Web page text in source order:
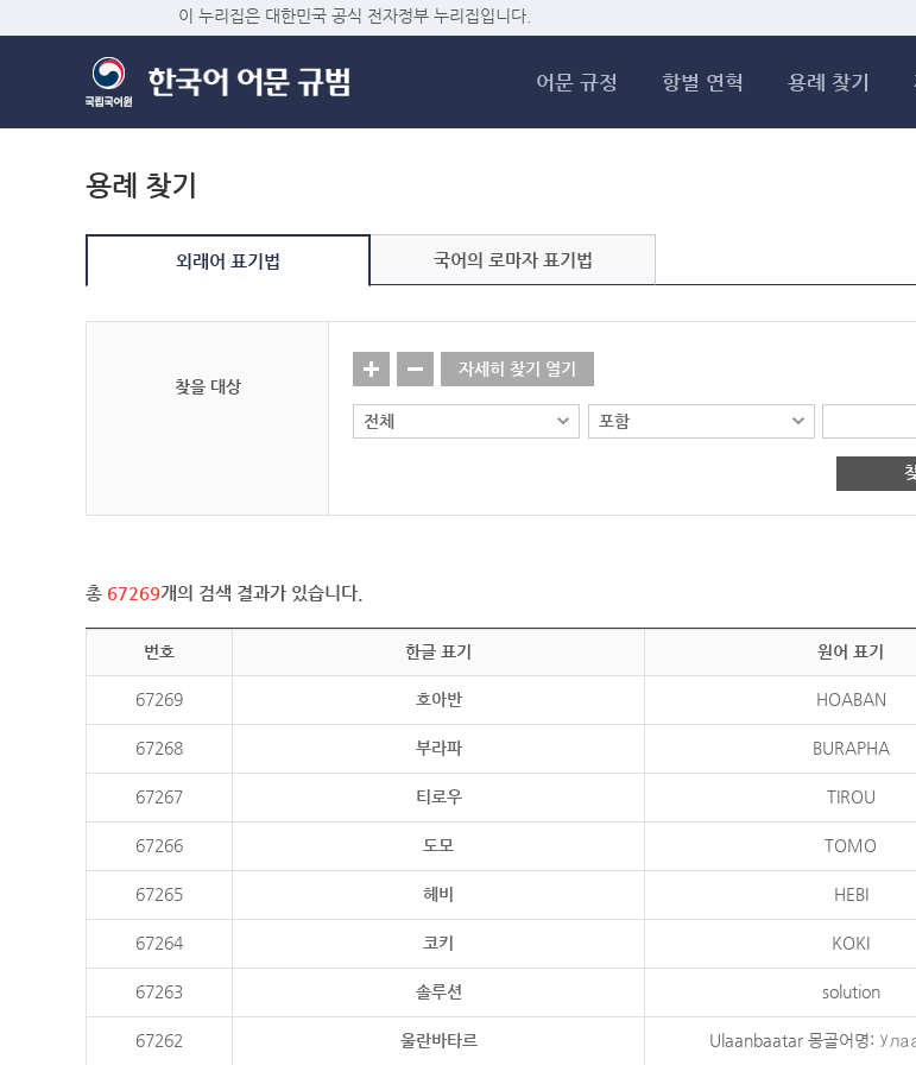
이 누리집은 대한민국 공식 전자정부 누리집입니다.
어문 규정 항별 연혁 용례 찾기
용례 찾기
외래어 표기법 국어의 로마자 표기법
찾을 대상
자세히 찾기 열기
총 67269개의 검색 결과가 있습니다.
번호 한글 표기 원어 표기
67269 호아반 HOABAN
67268 부라파 BURAPHA
67267 티로우 TIROU
67266 도모 TOMO
67265 헤비 HEBI
67264 코키 KOKI
67263 솔루션 solution
67262 울란바타르 Ulaanbaatar 몽골어명: